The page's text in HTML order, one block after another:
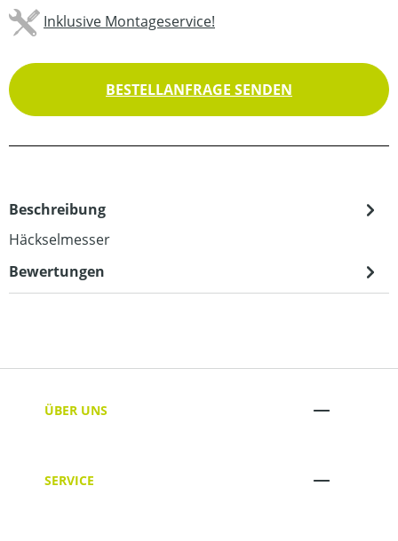
Inklusive Montageservice!
BESTELLANFRAGE SENDEN
Beschreibung
Häckselmesser
Bewertungen
ÜBER UNS
SERVICE